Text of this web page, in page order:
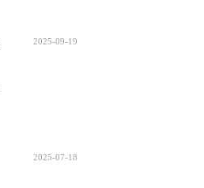
2025-09-19
2025-07-18